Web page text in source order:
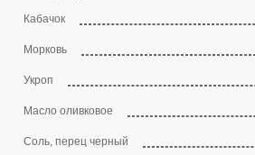
Кабачок
Морковь
Укроп
Масло оливковое
Соль, перец черный